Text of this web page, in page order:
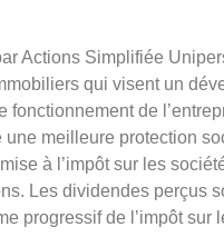
Actions Simplifiée
qui visent un
fonctionnement de
meilleure protection
à l’impôt sur les
Les dividendes perçus
progressif de l’impôt